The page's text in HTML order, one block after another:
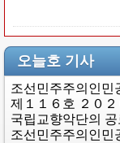
오늘호 기사
조선민주주의인민
제１１６호 ２０
국립교향악단의
조선민주주의인민